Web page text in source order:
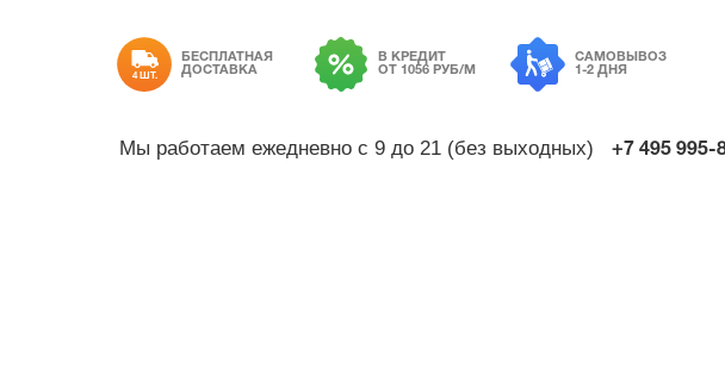
4 ШТ.
БЕСПЛАТНАЯ
ДОСТАВКА
В КРЕДИТ
ОТ 1056 РУБ/М
САМОВЫВОЗ
1-2 ДНЯ
Мы работаем ежедневно с 9 до 21 (без выходных) +7 495 995-